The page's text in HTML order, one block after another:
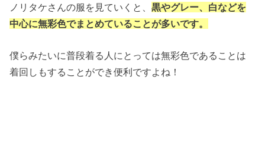
ノリタケさんの服を見ていくと、黒やグレー、白などを
中心に無彩色でまとめていることが多いです。
僕らみたいに普段着る人にとっては無彩色であることは
着回しもすることができ便利ですよね！